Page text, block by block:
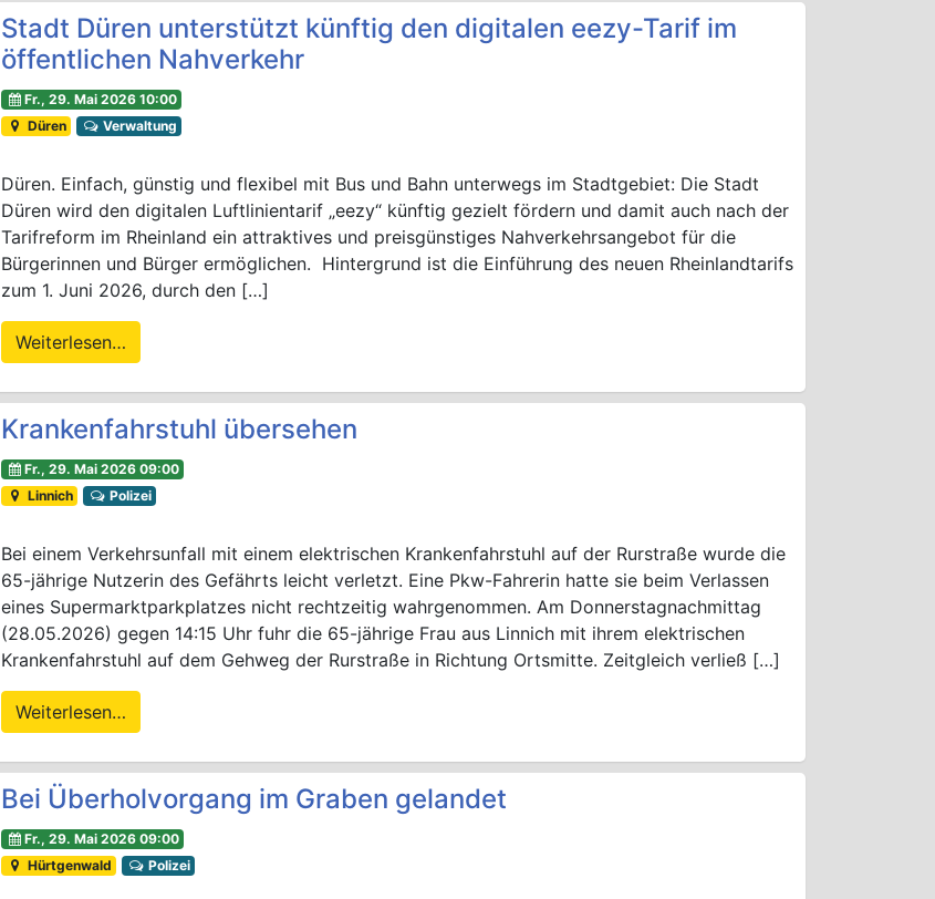
Stadt Düren unterstützt künftig den digitalen eezy-Tarif im
öffentlichen Nahverkehr
Fr., 29. Mai 2026 10:00
Düren
Verwaltung
Düren. Einfach, günstig und flexibel mit Bus und Bahn unterwegs im Stadtgebiet: Die Stadt
Düren wird den digitalen Luftlinientarif „eezy“ künftig gezielt fördern und damit auch nach der
Tarifreform im Rheinland ein attraktives und preisgünstiges Nahverkehrsangebot für die
Bürgerinnen und Bürger ermöglichen. Hintergrund ist die Einführung des neuen Rheinlandtarifs
zum 1. Juni 2026, durch den […]
Weiterlesen…
Krankenfahrstuhl übersehen
Fr., 29. Mai 2026 09:00
Linnich
Polizei
Bei einem Verkehrsunfall mit einem elektrischen Krankenfahrstuhl auf der Rurstraße wurde die
65-jährige Nutzerin des Gefährts leicht verletzt. Eine Pkw-Fahrerin hatte sie beim Verlassen
eines Supermarktparkplatzes nicht rechtzeitig wahrgenommen. Am Donnerstagnachmittag
(28.05.2026) gegen 14:15 Uhr fuhr die 65-jährige Frau aus Linnich mit ihrem elektrischen
Krankenfahrstuhl auf dem Gehweg der Rurstraße in Richtung Ortsmitte. Zeitgleich verließ […]
Weiterlesen…
Bei Überholvorgang im Graben gelandet
Fr., 29. Mai 2026 09:00
Hürtgenwald
Polizei